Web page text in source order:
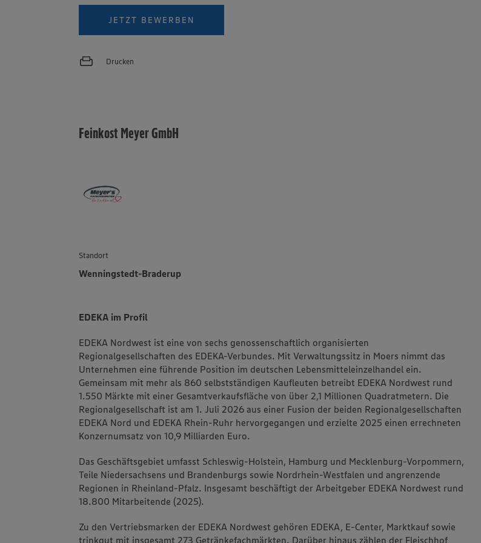
JETZT BEWERBEN
Drucken
Feinkost Meyer GmbH
Standort
Wenningstedt-Braderup
EDEKA im Profil
EDEKA Nordwest ist eine von sechs genossenschaftlich organisierten
Regionalgesellschaften des EDEKA-Verbundes. Mit Verwaltungssitz in Moers nimmt das
Unternehmen eine führende Position im deutschen Lebensmitteleinzelhandel ein.
Gemeinsam mit mehr als 860 selbstständigen Kaufleuten betreibt EDEKA Nordwest rund
1.550 Märkte mit einer Gesamtverkaufsfläche von über 2,1 Millionen Quadratmetern. Die
Regionalgesellschaft ist am 1. Juli 2026 aus einer Fusion der beiden Regionalgesellschaften
EDEKA Nord und EDEKA Rhein-Ruhr hervorgegangen und erzielte 2025 einen errechneten
Konzernumsatz von 10,9 Milliarden Euro.
Das Geschäftsgebiet umfasst Schleswig-Holstein, Hamburg und Mecklenburg-Vorpommern,
Teile Niedersachsens und Brandenburgs sowie Nordrhein-Westfalen und angrenzende
Regionen in Rheinland-Pfalz. Insgesamt beschäftigt der Arbeitgeber EDEKA Nordwest rund
18.800 Mitarbeitende (2025).
Zu den Vertriebsmarken der EDEKA Nordwest gehören EDEKA, E-Center, Marktkauf sowie
trinkgut mit insgesamt 273 Getränkefachmärkten. Darüber hinaus zählen der Fleischhof